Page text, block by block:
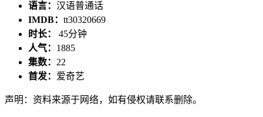
语言： 汉语普通话
IMDB： tt30320669
时长： 45分钟
人气： 1885
集数： 22
首发： 爱奇艺
声明：资料来源于网络，如有侵权请联系删除。